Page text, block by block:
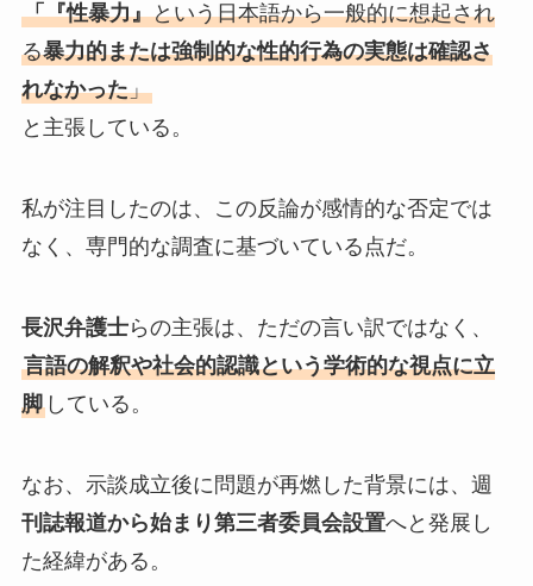
「『性暴力』という日本語から一般的に想起され
る暴力的または強制的な性的行為の実態は確認さ
れなかった」
と主張している。
私が注目したのは、この反論が感情的な否定では
なく、専門的な調査に基づいている点だ。
長沢弁護士らの主張は、ただの言い訳ではなく、
言語の解釈や社会的認識という学術的な視点に立
脚している。
なお、示談成立後に問題が再燃した背景には、週
刊誌報道から始まり第三者委員会設置へと発展し
た経緯がある。